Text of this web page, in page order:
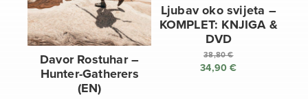
Davor Rostuhar –
Hunter-Gatherers
(EN)
Ljubav oko svijeta –
KOMPLET: KNJIGA &
DVD
38,80€
Izvorna
34,90€